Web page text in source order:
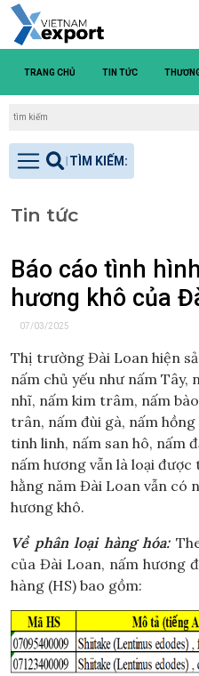
TRANG CHỦ TIN TỨC
Tin tức
Báo cáo tình
hương khô của
07/03/2025
Thị trường Đài Loan hiện
nấm chủ yếu như nấm Tây,
nhĩ, nấm kim trâm, nấm
trân, nấm đùi gà, nấm hồng
tinh linh, nấm san hô, nấm
nấm hương vẫn là loại
hằng năm Đài Loan vẫn có
hương khô.
Về phân loại hàng hóa:
của Đài Loan, nấm hương
hàng (HS) bao gồm: